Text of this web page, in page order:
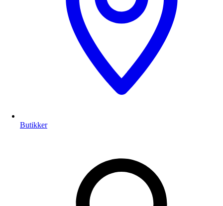
Butikker